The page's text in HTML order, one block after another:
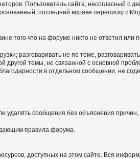
Пользователь сайта, несогласный с
последний вправе переписку с
того что на форуме никто не ответил или
разговаривать не по теме,
темы, не связанной с основной
в отдельном сообщении, не
удалять сообщения без объяснения
правила форума.
доступных на этом сайте. Вся